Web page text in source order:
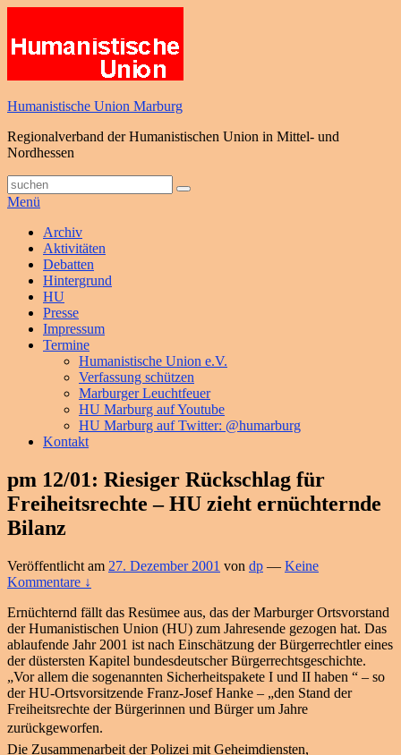
springen
Humanistische Union Marburg
Regionalverband der Humanistischen Union in Mittel- und
Nordhessen
Suche
nach:
Suchen
Menü
Primäres
Menü
Archiv
Aktivitäten
Debatten
Hintergrund
HU
Presse
Impressum
Termine
Humanistische Union e.V.
Verfassung schützen
Marburger Leuchtfeuer
HU Marburg auf Youtube
HU Marburg auf Twitter: @humarburg
Kontakt
pm 12/01: Riesiger Rückschlag für
Freiheitsrechte – HU zieht ernüchternde
Bilanz
Veröffentlicht am 27. Dezember 2001 von dp — Keine
Kommentare ↓
Ernüchternd fällt das Resümee aus, das der Marburger Ortsvorstand
der Humanistischen Union (HU) zum Jahresende gezogen hat. Das
ablaufende Jahr 2001 ist nach Einschätzung der Bürgerrechtler eines
der düstersten Kapitel bundesdeutscher Bürgerrechtsgeschichte.
„Vor allem die sogenannten Sicherheitspakete I und II haben “ – so
der HU-Ortsvorsitzende Franz-Josef Hanke – „den Stand der
Freiheitsrechte der Bürgerinnen und Bürger um Jahre
zurückgeworfen.
Die Zusammenarbeit der Polizei mit Geheimdiensten,